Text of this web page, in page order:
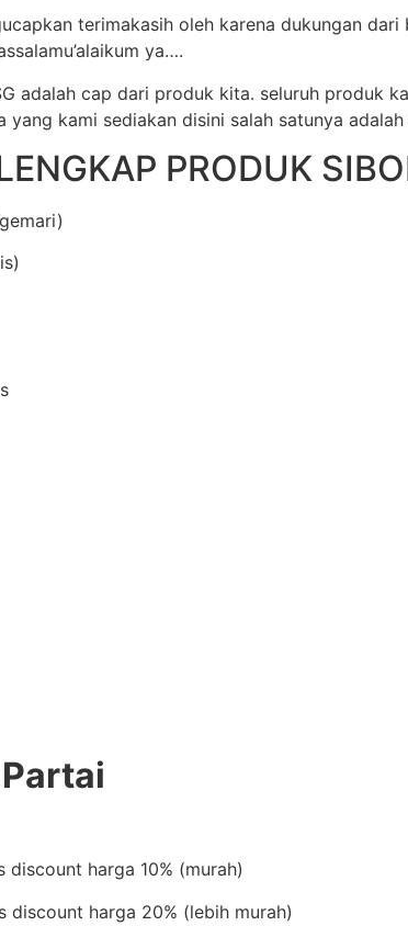
terimakasih oleh karena dukungan
ya….
adalah cap dari produk kita. seluruh produk
yang kami sediakan disini salah satunya
PRODUK
harga 10% (murah)
harga 20% (lebih murah)